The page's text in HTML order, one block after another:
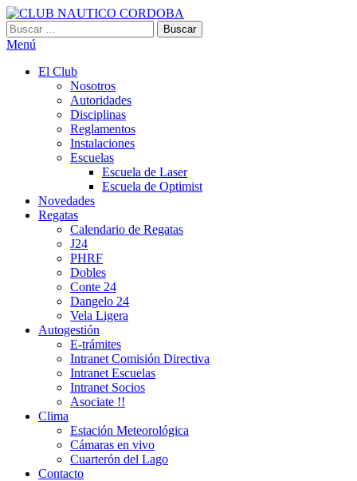
Saltar
al
contenido
CLUB NAUTICO CORDOBA
VILLA CARLOS PAZ
Buscar:
Menú
El Club
Nosotros
Autoridades
Disciplinas
Reglamentos
Instalaciones
Escuelas
Escuela de Laser
Escuela de Optimist​
Novedades
Regatas
Calendario de Regatas
J24
PHRF
Dobles
Conte 24
Dangelo 24
Vela Ligera
Autogestión
E-trámites
Intranet Comisión Directiva
Intranet Escuelas
Intranet Socios
Asociate !!
Clima
Estación Meteorológica
Cámaras en vivo
Cuarterón del Lago
Contacto